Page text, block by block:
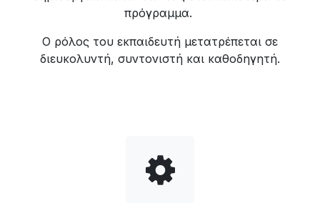
πρόγραμμα.
Ο ρόλος του εκπαιδευτή μετατρέπεται σε
διευκολυντή, συντονιστή και καθοδηγητή.